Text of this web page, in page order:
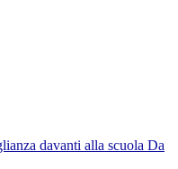
davanti alla scuola Da